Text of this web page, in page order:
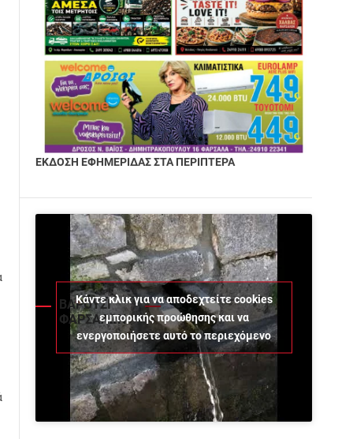
ΕΚΔΟΣΗ ΕΦΗΜΕΡΙΔΑΣ ΣΤΑ ΠΕΡΙΠΤΕΡΑ
ΒΑΡΟΥΣΙ
ΦΑΡΣΑΛΩΝ
Κάντε κλικ για να αποδεχτείτε cookies
εμπορικής προώθησης και να
ενεργοποιήσετε αυτό το περιεχόμενο